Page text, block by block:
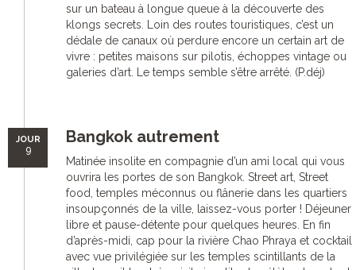
sur un bateau à longue queue à la découverte des
klongs secrets. Loin des routes touristiques, c’est un
dédale de canaux où perdure encore un certain art de
vivre : petites maisons sur pilotis, échoppes vintage ou
galeries d’art. Le temps semble s’être arrêté. (P.déj)
JOUR
9
Bangkok autrement
Matinée insolite en compagnie d’un ami local qui vous
ouvrira les portes de son Bangkok. Street art, Street
food, temples méconnus ou flânerie dans les quartiers
insoupçonnés de la ville, laissez-vous porter ! Déjeuner
libre et pause-détente pour quelques heures. En fin
d’après-midi, cap pour la rivière Chao Phraya et cocktail
avec vue privilégiée sur les temples scintillants de la